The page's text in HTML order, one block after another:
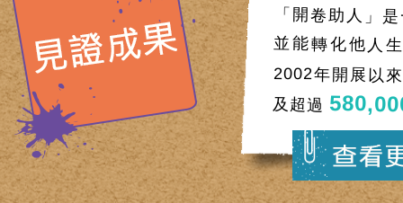
「開卷助人」
並能轉化他人
2002年開展以
及超過